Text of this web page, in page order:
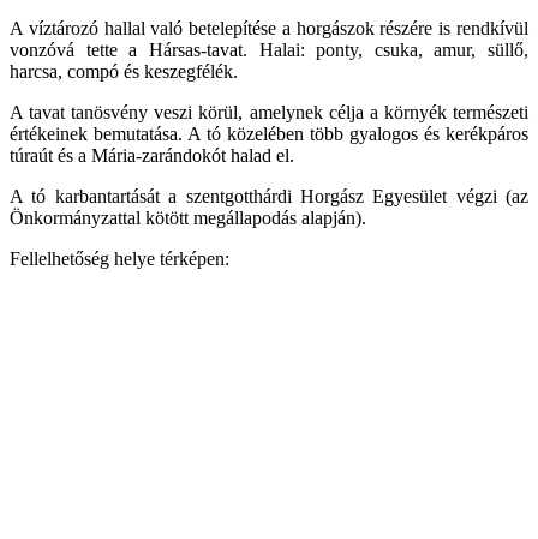
A víztározó hallal való betelepítése a horgászok részére is rendkívül
vonzóvá tette a Hársas-tavat. Halai: ponty, csuka, amur, süllő,
harcsa, compó és keszegfélék.
A tavat tanösvény veszi körül, amelynek célja a környék természeti
értékeinek bemutatása. A tó közelében több gyalogos és kerékpáros
túraút és a Mária-zarándokót halad el.
A tó karbantartását a szentgotthárdi Horgász Egyesület végzi (az
Önkormányzattal kötött megállapodás alapján).
Fellelhetőség helye térképen: